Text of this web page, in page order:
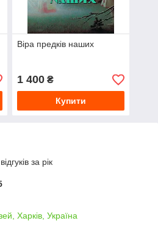
Віра предків наших
1 400₴
Купити
за рік
Харків, Україна